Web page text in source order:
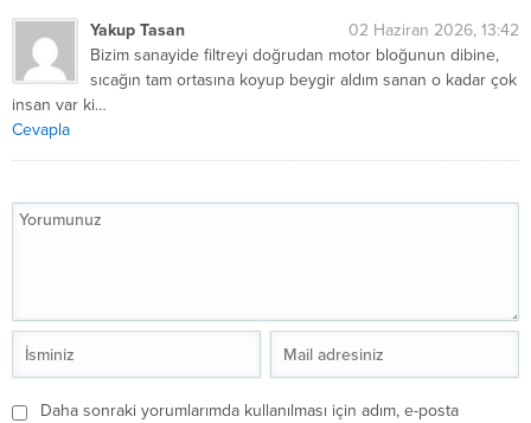
Yakup Tasan
02 Haziran 2026, 13:42
Bizim sanayide filtreyi doğrudan motor bloğunun dibine,
sıcağın tam ortasına koyup beygir aldım sanan o kadar çok
insan var ki…
Cevapla
Daha sonraki yorumlarımda kullanılması için adım, e-posta